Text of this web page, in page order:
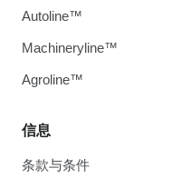
信息
条款与条件
Autoline™
Machineryline™
Agroline™